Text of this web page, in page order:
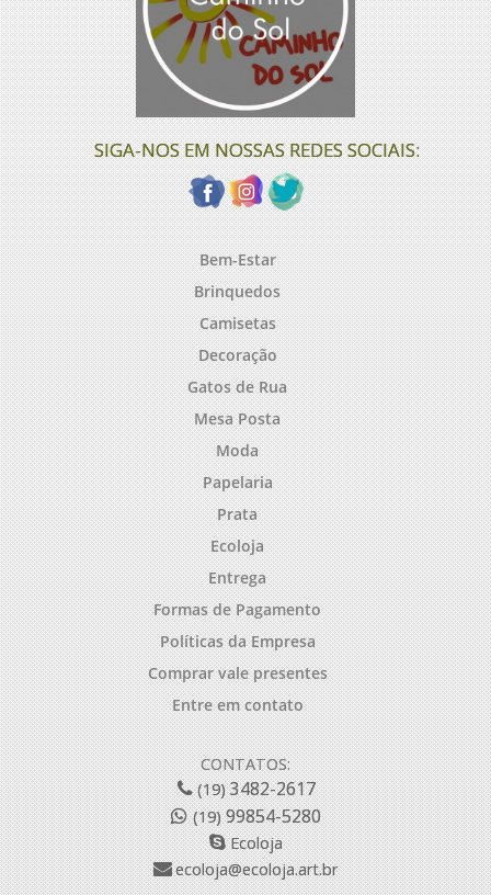
SIGA-NOS EM NOSSAS REDES SOCIAIS:
Bem-Estar
Brinquedos
Camisetas
Decoração
Gatos de Rua
Mesa Posta
Moda
Papelaria
Prata
Ecoloja
Entrega
Formas de Pagamento
Políticas da Empresa
Comprar vale presentes
Entre em contato
CONTATOS:
(19)3482-2617
(19)99854-5280
Ecoloja
ecoloja@ecoloja.art.br